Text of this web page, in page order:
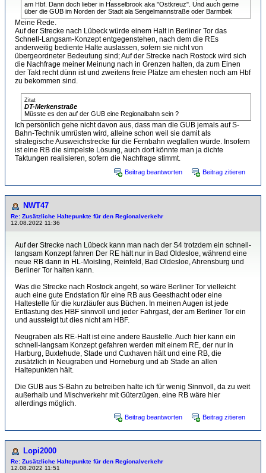
am Hbf. Dann doch lieber in Hasselbrook aka "Ostkreuz". Und auch gerne
über die GÜB im Norden der Stadt ala Sengelmannstraße oder Barmbek
Meine Rede.
Auf der Strecke nach Lübeck würde einem Halt in Berliner Tor das
Schnell-Langsam-Konzept entgegenstehen, nach dem die REs
anderweitig bediente Halte auslassen, sofern sie nicht von
übergeordneter Bedeutung sind; Auf der Strecke nach Rostock wird sich
die Nachfrage meiner Meinung nach in Grenzen halten, da zum Einen
der Takt recht dünn ist und zweitens freie Plätze am ehesten noch am Hbf
zu bekommen sind.
Zitat
DT-Merkenstraße
Müsste es den auf der GUB eine Regionalbahn sein ?
Ich persönlich gehe nicht davon aus, dass man die GUB jemals auf S-
Bahn-Technik umrüsten wird, alleine schon weil sie damit als
strategische Ausweichstrecke für die Fernbahn wegfallen würde. Insofern
ist eine RB die simpelste Lösung, auch dort könnte man ja dichte
Taktungen realisieren, sofern die Nachfrage stimmt.
Beitrag beantworten Beitrag zitieren
NWT47
Re: Zusätzliche Haltepunkte für den Regionalverkehr
12.08.2022 11:36
Auf der Strecke nach Lübeck kann man nach der S4 trotzdem ein schnell-
langsam Konzept fahren Der RE hält nur in Bad Oldesloe, während eine
neue RB dann in HL-Moisling, Reinfeld, Bad Oldesloe, Ahrensburg und
Berliner Tor halten kann.
Was die Strecke nach Rostock angeht, so wäre Berliner Tor vielleicht
auch eine gute Endstation für eine RB aus Geesthacht oder eine
Haltestelle für die kurzläufer aus Büchen. In meinen Augen ist jede
Entlastung des HBF sinnvoll und jeder Fahrgast, der am Berliner Tor ein
und aussteigt tut dies nicht am HBF.
Neugraben als RE-Halt ist eine andere Baustelle. Auch hier kann ein
schnell-langsam Konzept gefahren werden mit einem RE, der nur in
Harburg, Buxtehude, Stade und Cuxhaven hält und eine RB, die
zusätzlich in Neugraben und Horneburg und ab Stade an allen
Haltepunkten hält.
Die GUB aus S-Bahn zu betreiben halte ich für wenig Sinnvoll, da zu weit
außerhalb und Mischverkehr mit Güterzügen. eine RB wäre hier
allerdings möglich.
Beitrag beantworten Beitrag zitieren
Lopi2000
Re: Zusätzliche Haltepunkte für den Regionalverkehr
12.08.2022 11:51